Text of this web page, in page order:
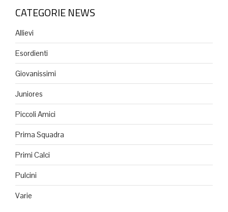
CATEGORIE NEWS
Allievi
Esordienti
Giovanissimi
Juniores
Piccoli Amici
Prima Squadra
Primi Calci
Pulcini
Varie